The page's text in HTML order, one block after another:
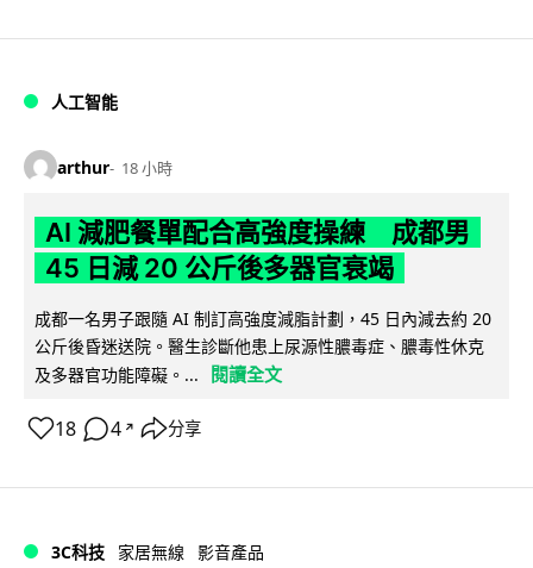
人工智能
arthur 18 小時
AI 減肥餐單配合高強度操練 成都男
45 日減 20 公斤後多器官衰竭
成都一名男子跟隨 AI 制訂高強度減脂計劃，45 日內減去約 20
公斤後昏迷送院。醫生診斷他患上尿源性膿毒症、膿毒性休克
及多器官功能障礙。...
閱讀全文
18 4 ↗ 分享
3C科技 家居無線 影音產品